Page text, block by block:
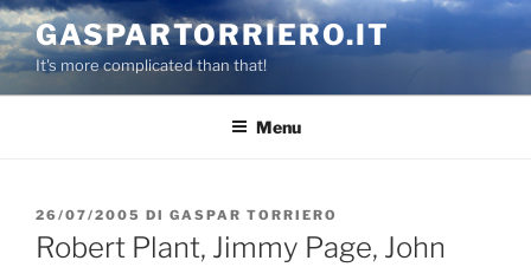
Salta
al
contenuto
GASPARTORRIERO.IT
It's more complicated than that!
Menu
PUBBLICATO
IL
26/07/2005 DI GASPAR TORRIERO
Robert Plant, Jimmy Page, John